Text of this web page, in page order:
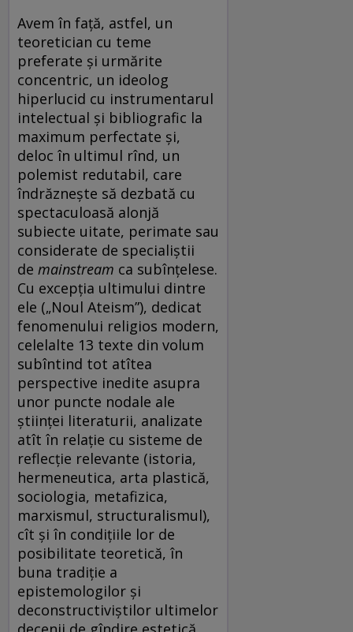
Avem în față, astfel, un
teoretician cu teme
preferate și urmărite
concentric, un ideolog
hiperlucid cu instrumentarul
intelectual și bibliografic la
maximum perfectate și,
deloc în ultimul rînd, un
polemist redutabil, care
îndrăznește să dezbată cu
spectaculoasă alonjă
subiecte uitate, perimate sau
considerate de specialiștii
de mainstream ca subînțelese.
Cu excepția ultimului dintre
ele („Noul Ateism”), dedicat
fenomenului religios modern,
celelalte 13 texte din volum
subîntind tot atîtea
perspective inedite asupra
unor puncte nodale ale
științei literaturii, analizate
atît în relație cu sisteme de
reflecție relevante (istoria,
hermeneutica, arta plastică,
sociologia, metafizica,
marxismul, structuralismul),
cît și în condițiile lor de
posibilitate teoretică, în
buna tradiție a
epistemologilor și
deconstructiviștilor ultimelor